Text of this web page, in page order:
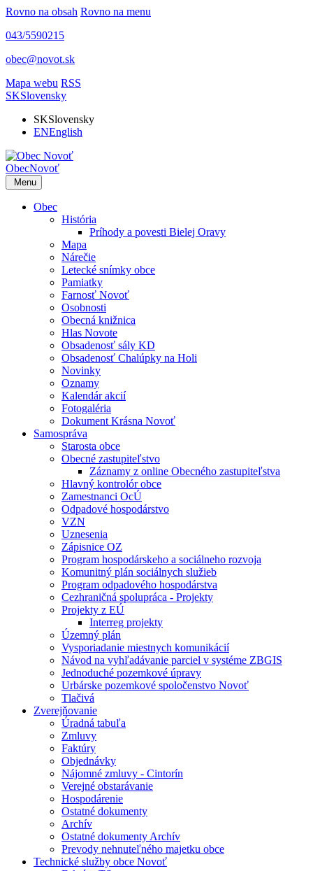
Rovno na obsah Rovno na menu
043/5590215
obec@novot.sk
Mapa webu RSS
SKSlovensky
SKSlovensky
ENEnglish
ObecNovoť
Menu
Obec
História
Príhody a povesti Bielej Oravy
Mapa
Nárečie
Letecké snímky obce
Pamiatky
Farnosť Novoť
Osobnosti
Obecná knižnica
Hlas Novote
Obsadenosť sály KD
Obsadenosť Chalúpky na Holi
Novinky
Oznamy
Kalendár akcií
Fotogaléria
Dokument Krásna Novoť
Samospráva
Starosta obce
Obecné zastupiteľstvo
Záznamy z online Obecného zastupiteľstva
Hlavný kontrolór obce
Zamestnanci OcÚ
Odpadové hospodárstvo
VZN
Uznesenia
Zápisnice OZ
Program hospodárskeho a sociálneho rozvoja
Komunitný plán sociálnych služieb
Program odpadového hospodárstva
Cezhraničná spolupráca - Projekty
Projekty z EÚ
Interreg projekty
Územný plán
Vysporiadanie miestnych komunikácií
Návod na vyhľadávanie parciel v systéme ZBGIS
Jednoduché pozemkové úpravy
Urbárske pozemkové spoločenstvo Novoť
Tlačivá
Zverejňovanie
Úradná tabuľa
Zmluvy
Faktúry
Objednávky
Nájomné zmluvy - Cintorín
Verejné obstarávanie
Hospodárenie
Ostatné dokumenty
Archív
Ostatné dokumenty Archív
Prevody nehnuteľného majetku obce
Technické služby obce Novoť